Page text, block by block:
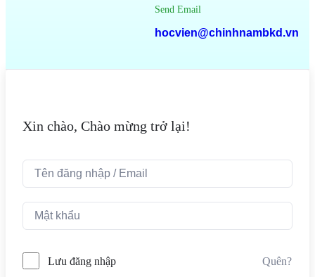
Send Email
hocvien@chinhnambkd.vn
Xin chào, Chào mừng trở lại!
Lưu đăng nhập Quên?